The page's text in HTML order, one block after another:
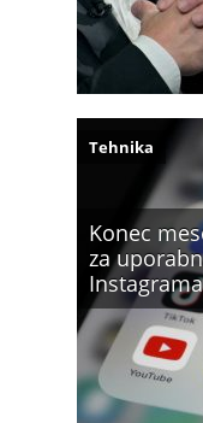
Konec
za
Tehnika